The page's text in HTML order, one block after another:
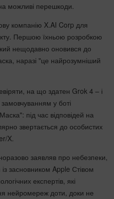
можливі перешкоди.
компанію X.AI Corp для
Першою їхньою розробкою
нещодавно оновився до
наразі "це найрозумніший
на що здатен Grok 4 – і
у боті
під час відповідей на
звертається до особистих
X.
заявляв про небезпеки,
засновником Apple Стівом
експертів, які
нейромереж доти, доки не